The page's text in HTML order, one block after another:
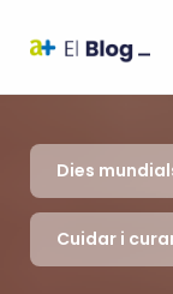
Dies
Cuidar i